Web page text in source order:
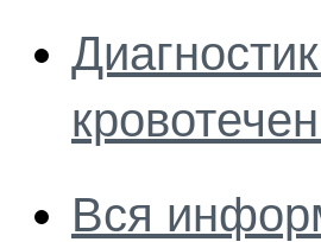
Вся